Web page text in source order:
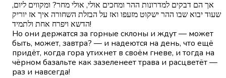
אך הם דבקים למדרונות ההר ומחכים אולי, אולי מחר? ומקווים ליום,
שעוד יבוא שבו ההר ישקוט מזעפו ואז על הבזלת השחורה איך אז יוריק
הדשא ויפרח אחת ולתמיד!
Но они держатся за горные склоны и ждут — может
быть, может, завтра? — и надеются на день, что ещё
придёт, когда гора утихнет в своём гневе, и тогда на
чёрном базальте как зазеленеет трава и расцветёт —
раз и навсегда!